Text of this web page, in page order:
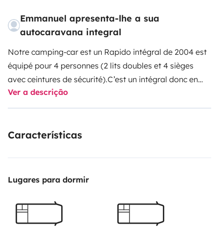
Emmanuel apresenta-lhe a sua
autocaravana integral
Notre camping-car est un Rapido intégral de 2004 est
équipé pour 4 personnes (2 lits doubles et 4 sièges
avec ceintures de sécurité).C’est un intégral donc en
mode jour, il y a une chambre et un salon et en mode
nuit, le salon est partiellement couvert par un lit qui
passagers.Moteur : 2.8 L Ducato boite auto très
extérieure
Chambre : lit 2 places + Salon : 6 places + lit 2
eau / chauffage
Complètement équipé : cuisine + table
Ver a descrição
Características
Lugares para dormir